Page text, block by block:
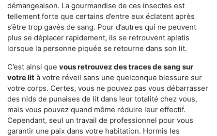
démangeaison. La gourmandise de ces insectes est
tellement forte que certains d’entre eux éclatent après
s’être trop gavés de sang. Pour d’autres qui ne peuvent
plus se déplacer rapidement, ils se retrouvent aplatis
lorsque la personne piquée se retourne dans son lit.
C’est ainsi que vous retrouvez des traces de sang sur
votre lit à votre réveil sans une quelconque blessure sur
votre corps. Certes, vous ne pouvez pas vous débarrasser
des nids de punaises de lit dans leur totalité chez vous,
mais vous pouvez quand même réduire leur effectif.
Cependant, seul un travail de professionnel pour vous
garantir une paix dans votre habitation. Hormis les